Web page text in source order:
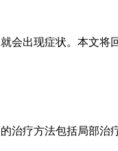
会出现症状。本文将
治疗方法包括局部治